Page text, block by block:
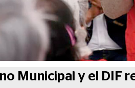
Municipal y el DIF